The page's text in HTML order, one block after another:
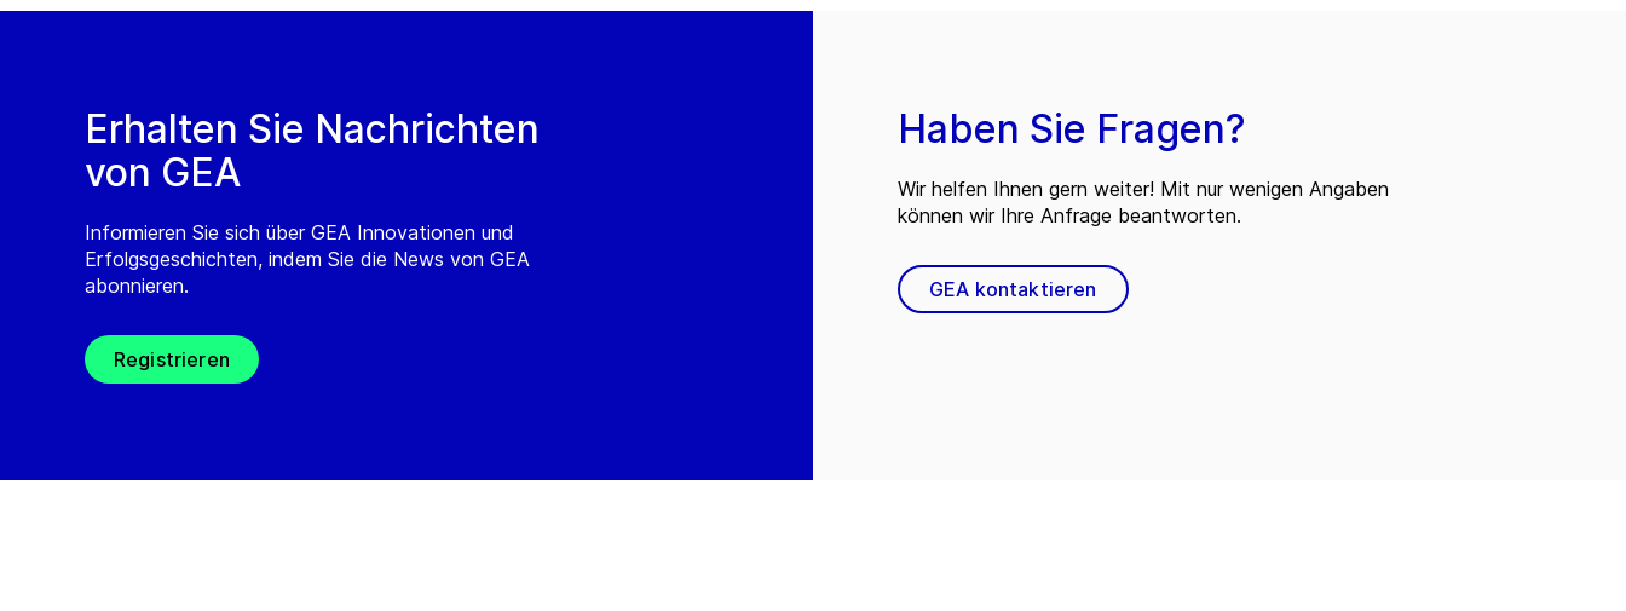
Erhalten Sie Nachrichten
von GEA
Informieren Sie sich über GEA Innovationen und
Erfolgsgeschichten, indem Sie die News von GEA
abonnieren.
Registrieren
Haben Sie Fragen?
Wir helfen Ihnen gern weiter! Mit nur wenigen Angaben
können wir Ihre Anfrage beantworten.
GEA kontaktieren